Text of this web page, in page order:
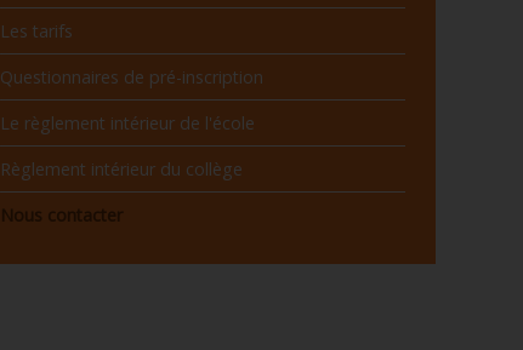
Les tarifs
Questionnaires de pré-inscription
Le règlement intérieur de l'école
Règlement intérieur du collège
Nous contacter